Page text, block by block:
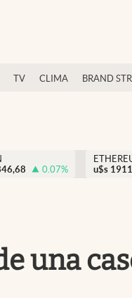
TV CLIMA BRAND
0.07%
u$s
una